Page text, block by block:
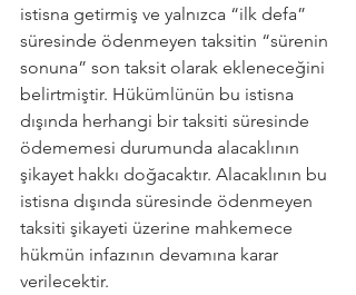
istisna getirmiş ve yalnızca “ilk defa”
süresinde ödenmeyen taksitin “sürenin
sonuna” son taksit olarak ekleneceğini
belirtmiştir. Hükümlünün bu istisna
dışında herhangi bir taksiti süresinde
ödememesi durumunda alacaklının
şikayet hakkı doğacaktır. Alacaklının bu
istisna dışında süresinde ödenmeyen
taksiti şikayeti üzerine mahkemece
hükmün infazının devamına karar
verilecektir.